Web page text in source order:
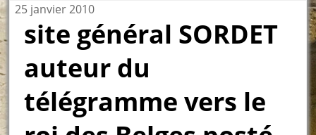
25 janvier 2010
site général SORDET
auteur du
télégramme vers le